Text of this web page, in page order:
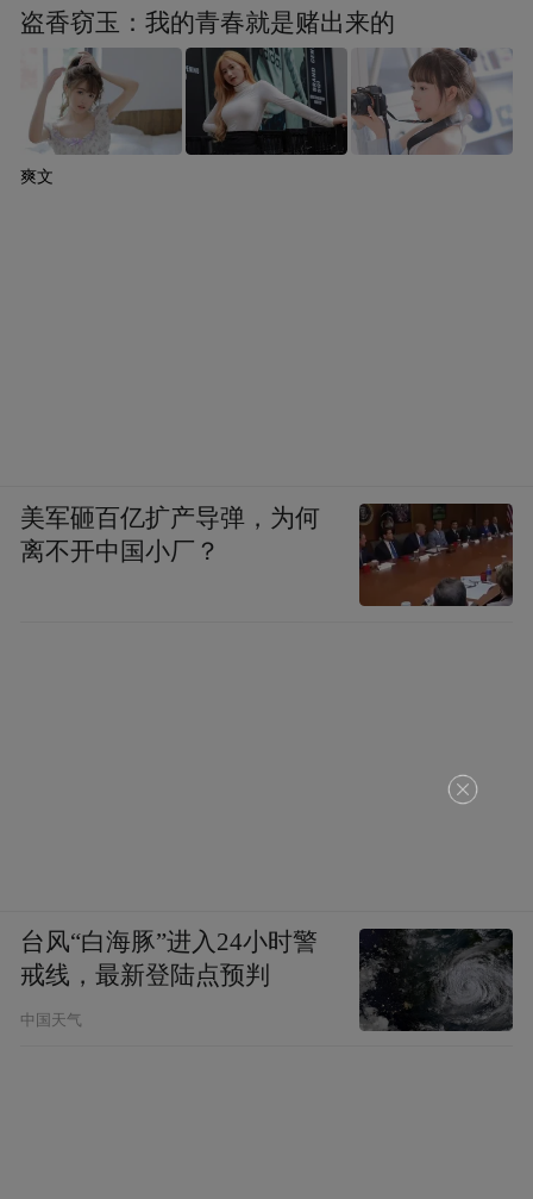
盗香窃玉：我的青春就是赌出来的
爽文
美军砸百亿扩产导弹，为何
离不开中国小厂？
台风“白海豚”进入24小时警
戒线，最新登陆点预判
中国天气